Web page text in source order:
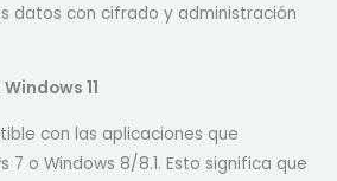
datos con cifrado y administración
11
con las aplicaciones que
7 o Windows 8/8.1. Esto significa que